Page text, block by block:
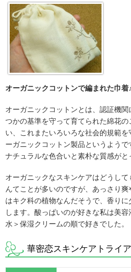
オーガニックコットンで編まれた巾着♪
オーガニックコットンとは、認証機関
つかの基準を守って育てられた綿花
い、これまたいろいろな社会的規範
ーガニックコットン製品というようで
ナチュラルな色合いと素朴な質感がと
オーガニックなスキンケアはどうし
んてことが多いのですが、あっさり
はキク科の植物なんだそうで、香り
します。酸っぱいのが好きな私は美
水＞保湿クリームの順で好きでした。
華密恋スキンケアトライ